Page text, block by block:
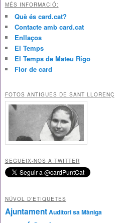
MÉS INFORMACIÓ:
Què és card.cat?
Contacte amb card.cat
Enllaços
El Temps
El Temps de Mateu Rigo
Flor de card
FOTOS ANTIGUES DE SANT LLORENÇ
SEGUEIX-NOS A TWITTER
NÚVOL D’ETIQUETES
AjuntamentAuditori sa Màniga